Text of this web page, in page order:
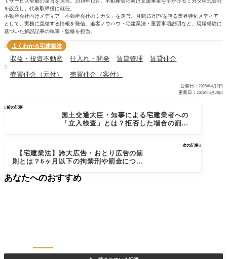
を設立し、代表取締役に就任。
不動産会社向けメディア「不動産会社のミカタ」を運営。月間15万PVを誇る業界特化メディア
として、実務に直結する情報を発信。追客ノウハウ・宅建業法・重要事項説明など、現場経験に
基づいた解説記事の執筆・監修を担当。
 よくわかる宅建業法

収益・投資不動産 仕入れ・開発 賃貸管理 賃貸仲介
売買仲介（元付） 売買仲介（客付）
公開日： 2025年4月2日
更新日： 2026年5月28日
前の記事
国土交通大臣・知事による宅建業者への
「立入検査」とは？拒否した場合の罰則
次の記事
【宅建業法】誇大広告・おとり広告の罰
則とは？6ヶ月以下の拘禁刑や罰金につい
あなたへのおすすめ